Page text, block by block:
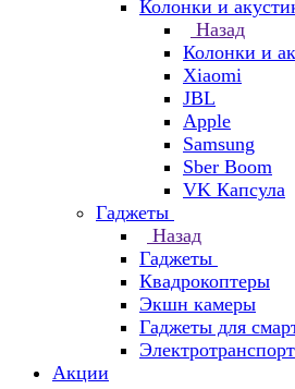
Колонки и
Назад
Колонки и
Xiaomi
JBL
Apple
Samsung
Sber Boom
VK Капсула
Гаджеты
Назад
Гаджеты
Квадрокоптеры
Экшн камеры
Гаджеты для
Электротранспорт
Акции